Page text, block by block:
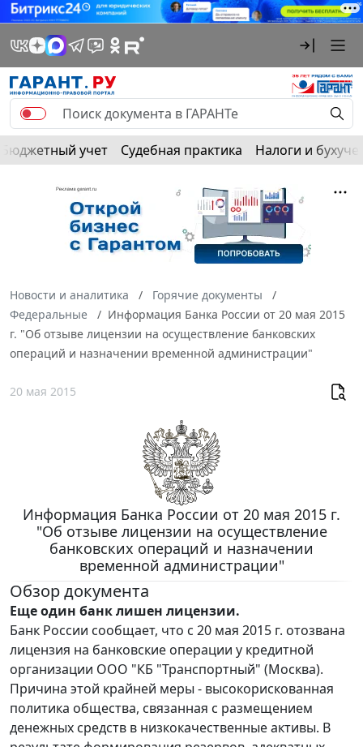
Бюджетный учет Судебная практика Налоги и
Новости и аналитика
Горячие документы
Федеральные
Информация Банка России от 20 мая 2015
г. "Об отзыве лицензии на осуществление банковских
операций и назначении временной администрации"
20 мая 2015
Информация Банка России от 20 мая 2015 г.
"Об отзыве лицензии на осуществление
банковских операций и назначении
временной администрации"
Обзор документа
Еще один банк лишен лицензии.
Банк России сообщает, что с 20 мая 2015 г. отозвана
лицензия на банковские операции у кредитной
организации ООО "КБ "Транспортный" (Москва).
Причина этой крайней меры - высокорискованная
политика общества, связанная с размещением
денежных средств в низкокачественные активы. В